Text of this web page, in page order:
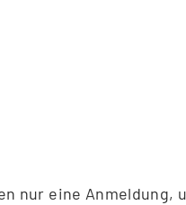
für alle
nur eine Anmeldung,